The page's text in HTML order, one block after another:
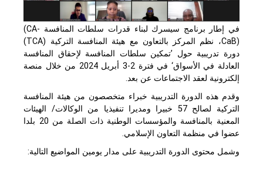
في إطار برنامج سيسرك لبناء قدرات سلطات المنافسة(CA-
CaB)، نظم المركز بالتعاون مع هيئة المنافسة التركية (TCA
)
دورة تدريبية حول ’تمكين سلطات المنافسة لإحقاق المنافسة
العادلة في الأسواق‘ في فترة 2-3 أبريل 2024 من خلال منصة
إلكترونية لعقد الاجتماعات عن بعد.
وقدم هذه الدورة التدريبية خبراء متخصصون من هيئة المنافسة
التركية لصالح 57 خبيرا ومديرا تنفيذيا من الوكالات/ الهيئات
المعنية بالمنافسة والمؤسسات الوطنية ذات الصلة من 20 بلدا
عضوا في منظمة التعاون الإسلامي.
وشمل محتوى الدورة التدريبية على مدار يومين المواضيع التالية: